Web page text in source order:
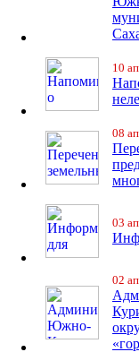
10
08
03
02